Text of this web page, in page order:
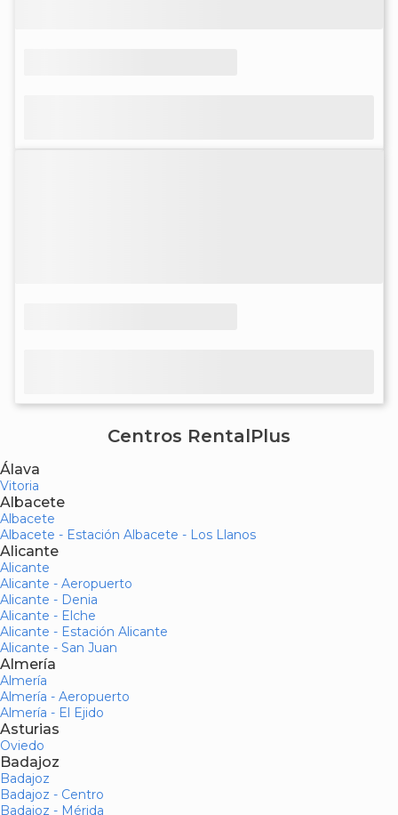
Centros RentalPlus
Álava
Vitoria
Albacete
Albacete
Albacete - Estación Albacete - Los Llanos
Alicante
Alicante
Alicante - Aeropuerto
Alicante - Denia
Alicante - Elche
Alicante - Estación Alicante
Alicante - San Juan
Almería
Almería
Almería - Aeropuerto
Almería - El Ejido
Asturias
Oviedo
Badajoz
Badajoz
Badajoz - Centro
Badajoz - Mérida